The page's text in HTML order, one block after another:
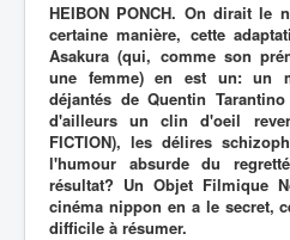
HEIBON PONCH. On dirait le
certaine manière, cette
Asakura (qui, comme son
une femme) en est un: un
déjantés de Quentin
d'ailleurs un clin d'oeil
FICTION), les délires
l'humour absurde du
résultat? Un Objet Filmique
cinéma nippon en a le secret,
difficile à résumer.